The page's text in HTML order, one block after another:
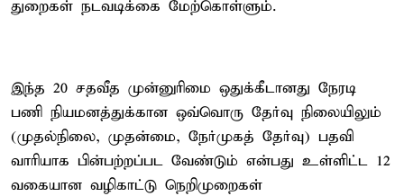
துறைகள் நடவடிக்கை மேற்கொள்ளும்.
இந்த 20 சதவீத முன்னுரிமை ஒதுக்கீடானது நேரடி
பணி நியமனத்துக்கான ஒவ்வொரு தேர்வு நிலையிலும்
(முதல்நிலை, முதன்மை, நேர்முகத் தேர்வு) பதவி
வாரியாக பின்பற்றப்பட வேண்டும் என்பது உள்ளிட்ட 12
வகையான வழிகாட்டு நெறிமுறைகள்